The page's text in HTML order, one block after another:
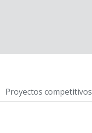
Proyectos competitivos